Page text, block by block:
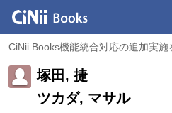
CiNii Books機能統合対応の追加実施
塚田, 捷
ツカダ, マサル